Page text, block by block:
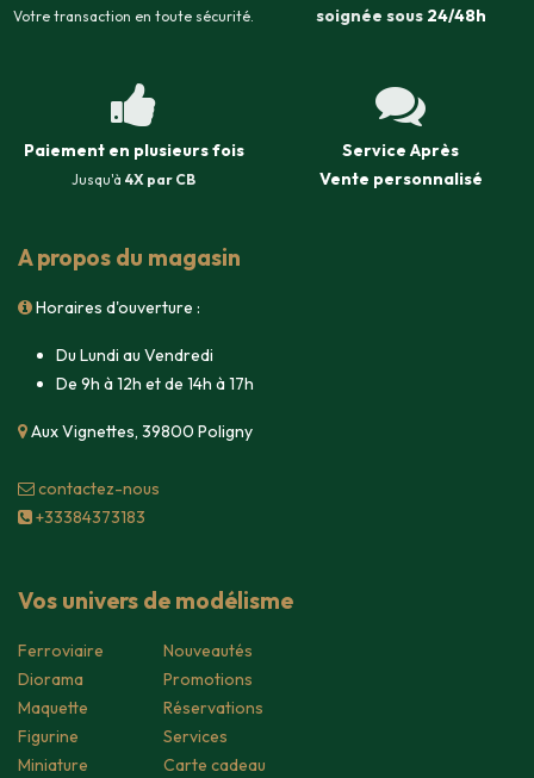
Votre transaction en toute sécurité.
soignée sous 24/48h
Paiement en plusieurs fois
Jusqu'à 4X par CB
Service Après
Vente personnalisé
A propos du magasin
Horaires d'ouverture :
Du Lundi au Vendredi
De 9h à 12h et de 14h à 17h
Aux Vignettes, 39800 Poligny
contacte​z-nous
+33384373183
Vos univers de modélisme
Ferroviaire
Diorama
Maquette
Figurine
Miniature
Nouveautés
Promotions
Réservations
Services
Carte cadeau